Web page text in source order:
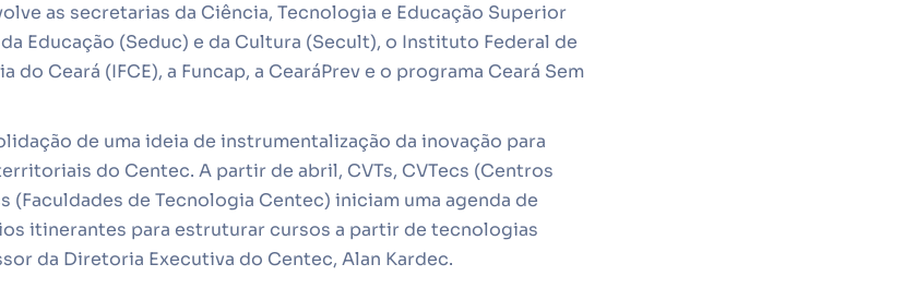
as secretarias da Ciência, Tecnologia e Educação Superior
Educação (Seduc) e da Cultura (Secult), o Instituto Federal de
do Ceará (IFCE), a Funcap, a CearáPrev e o programa Ceará Sem
de uma ideia de instrumentalização da inovação para
do Centec. A partir de abril, CVTs, CVTecs (Centros
(Faculdades de Tecnologia Centec) iniciam uma agenda de
itinerantes para estruturar cursos a partir de tecnologias
da Diretoria Executiva do Centec, Alan Kardec.